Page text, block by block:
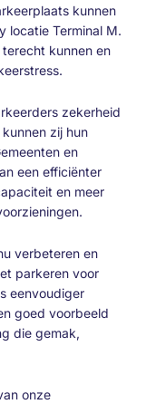
kunnen
locatie Terminal M.
kunnen en
zekerheid
zij hun
en
een efficiënter
en meer
verbeteren en
parkeren voor
eenvoudiger
goed voorbeeld
die gemak,
onze